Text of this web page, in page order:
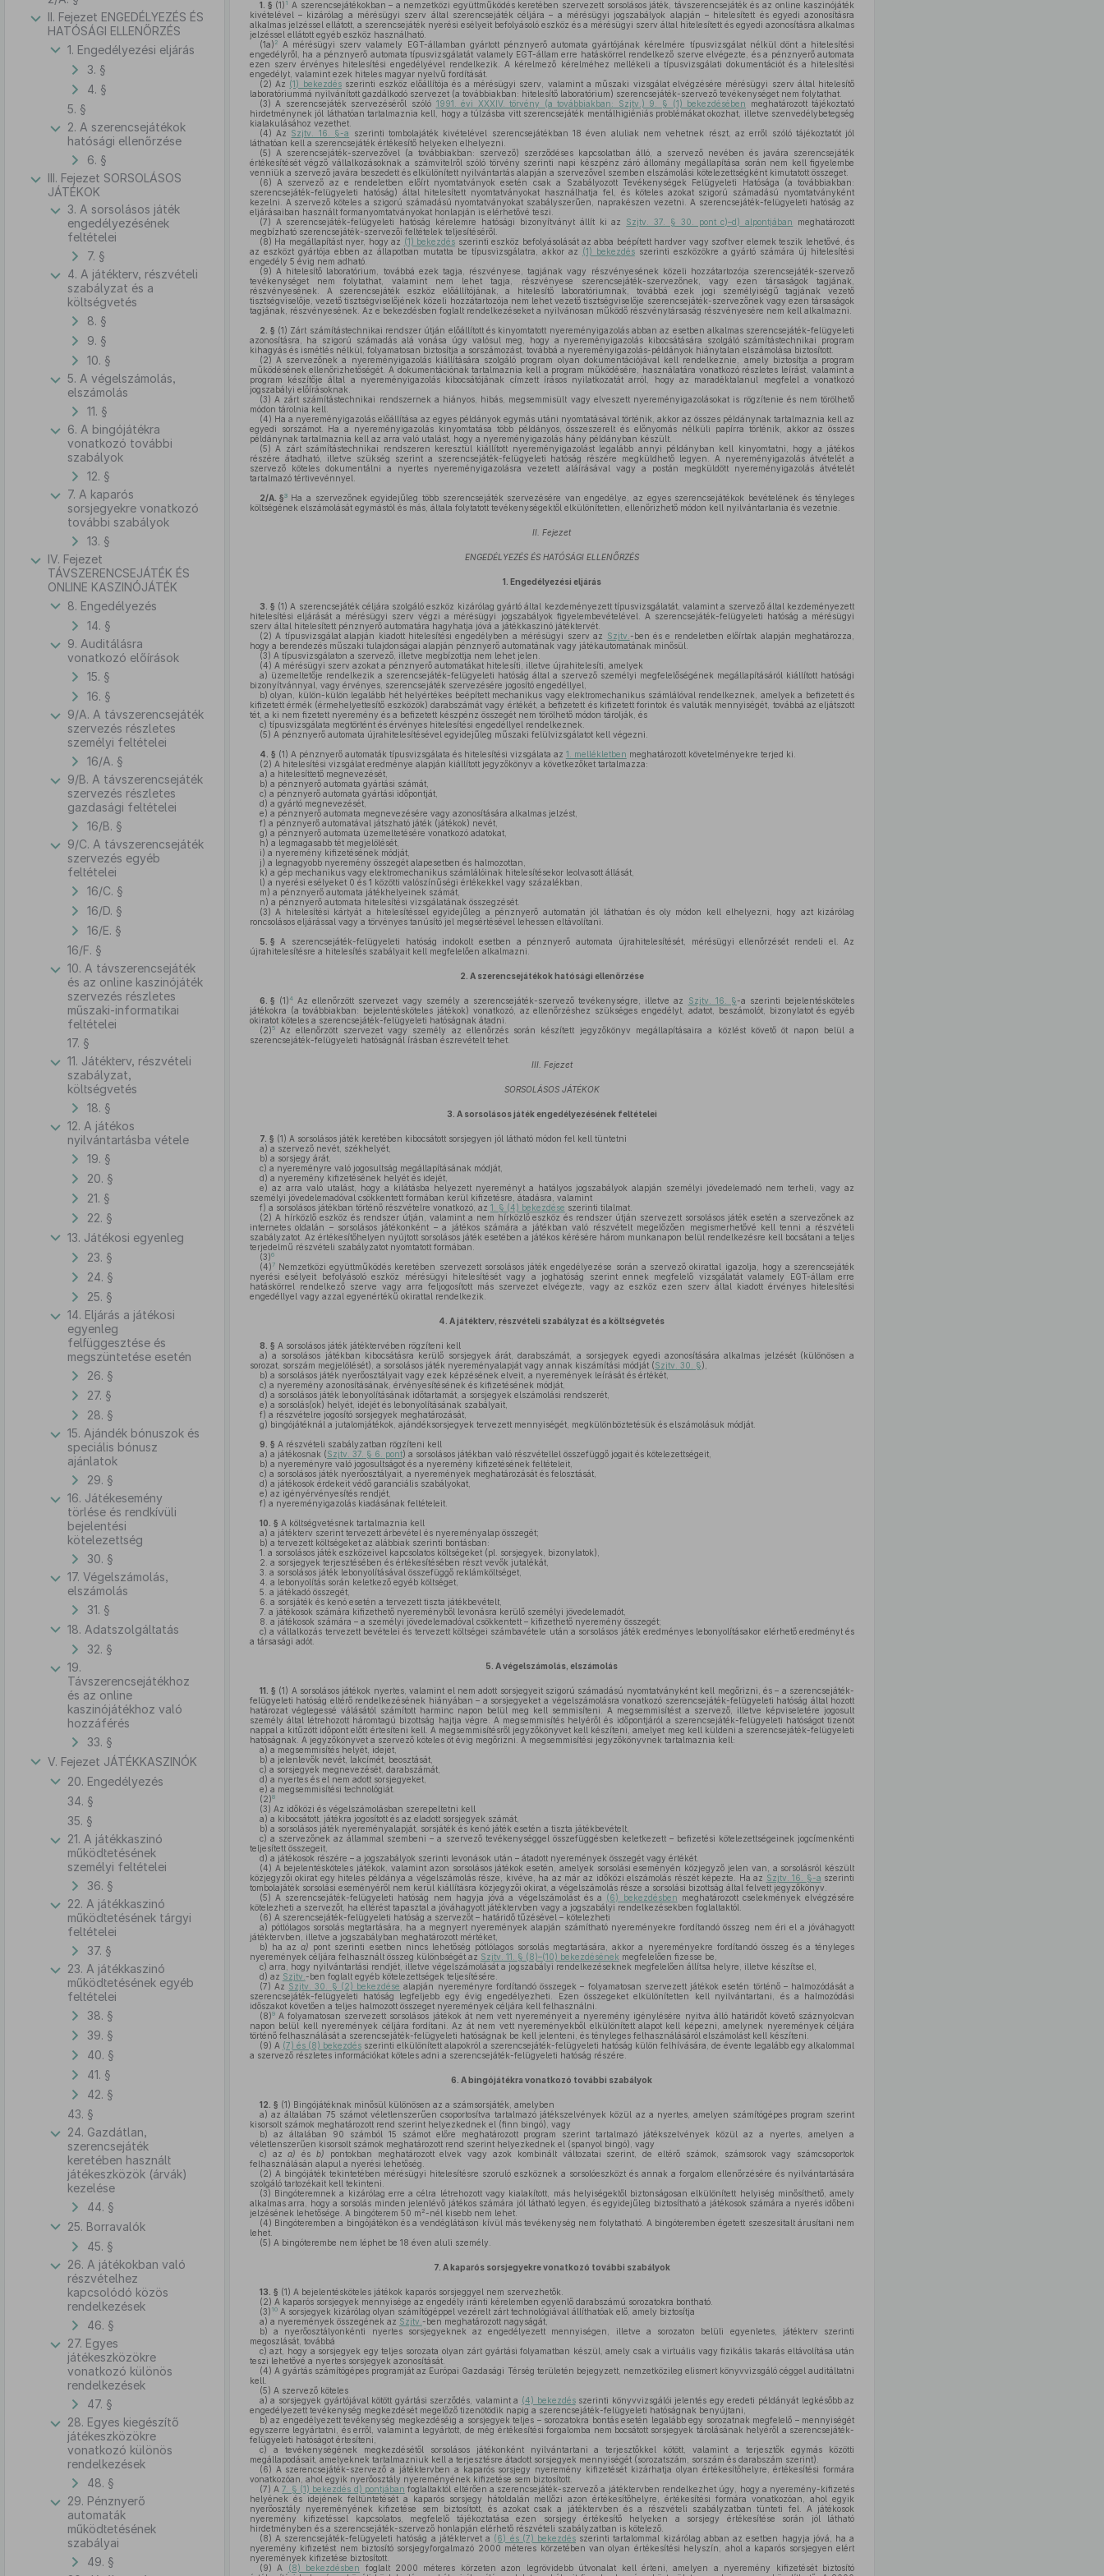
II. Fejezet ENGEDÉLYEZÉS ÉS
HATÓSÁGI ELLENŐRZÉS
1. Engedélyezési eljárás
3. §
4. §
5. §
2. A szerencsejátékok
hatósági ellenőrzése
6. §
III. Fejezet SORSOLÁSOS
JÁTÉKOK
3. A sorsolásos játék
engedélyezésének
feltételei
7. §
4. A játékterv, részvételi
szabályzat és a
költségvetés
8. §
9. §
10. §
5. A végelszámolás,
elszámolás
11. §
6. A bingójátékra
vonatkozó további
szabályok
12. §
7. A kaparós
sorsjegyekre vonatkozó
további szabályok
13. §
IV. Fejezet
TÁVSZERENCSEJÁTÉK ÉS
ONLINE KASZINÓJÁTÉK
8. Engedélyezés
14. §
9. Auditálásra
vonatkozó előírások
15. §
16. §
9/A. A távszerencsejáték
szervezés részletes
személyi feltételei
16/A. §
9/B. A távszerencsejáték
szervezés részletes
gazdasági feltételei
16/B. §
9/C. A távszerencsejáték
szervezés egyéb
feltételei
16/C. §
16/D. §
16/E. §
16/F. §
10. A távszerencsejáték
és az online kaszinójáték
szervezés részletes
műszaki-informatikai
feltételei
17. §
11. Játékterv, részvételi
szabályzat,
költségvetés
18. §
12. A játékos
nyilvántartásba vétele
19. §
20. §
21. §
22. §
13. Játékosi egyenleg
23. §
24. §
25. §
14. Eljárás a játékosi
egyenleg
felfüggesztése és
megszüntetése esetén
26. §
27. §
28. §
15. Ajándék bónuszok és
speciális bónusz
ajánlatok
29. §
16. Játékesemény
törlése és rendkívüli
bejelentési
kötelezettség
30. §
17. Végelszámolás,
elszámolás
31. §
18. Adatszolgáltatás
32. §
19.
Távszerencsejátékhoz
és az online
kaszinójátékhoz való
hozzáférés
33. §
V. Fejezet JÁTÉKKASZINÓK
20. Engedélyezés
34. §
35. §
21. A játékkaszinó
működtetésének
személyi feltételei
36. §
22. A játékkaszinó
működtetésének tárgyi
feltételei
37. §
23. A játékkaszinó
működtetésének egyéb
feltételei
38. §
39. §
40. §
41. §
42. §
43. §
24. Gazdátlan,
szerencsejáték
keretében használt
játékeszközök (árvák)
kezelése
44. §
25. Borravalók
45. §
26. A játékokban való
részvételhez
kapcsolódó közös
rendelkezések
46. §
27. Egyes
játékeszközökre
vonatkozó különös
rendelkezések
47. §
28. Egyes kiegészítő
játékeszközökre
vonatkozó különös
rendelkezések
48. §
29. Pénznyerő
automaták
működtetésének
szabályai
49. §
1. § (1) 1 A szerencsejátékokban – a nemzetközi együttműködés keretében szervezett sorsolásos játék, távszerencsejáték és az online kaszinójáték
kivételével – kizárólag a mérésügyi szerv által szerencsejáték céljára – a mérésügyi jogszabályok alapján – hitelesített és egyedi azonosításra
alkalmas jelzéssel ellátott, a szerencsejáték nyerési esélyeit befolyásoló eszköz és a mérésügyi szerv által hitelesített és egyedi azonosításra alkalmas
jelzéssel ellátott egyéb eszköz használható.
(1a) 2
A mérésügyi szerv valamely EGT-államban gyártott pénznyerő automata gyártójának kérelmére típusvizsgálat nélkül dönt a hitelesítési
engedélyről, ha a pénznyerő automata típusvizsgálatát valamely EGT-állam erre hatáskörrel rendelkező szerve elvégezte, és a pénznyerő automata
ezen szerv érvényes hitelesítési engedélyével rendelkezik. A kérelmező kérelméhez mellékeli a típusvizsgálati dokumentációt és a hitelesítési
engedélyt, valamint ezek hiteles magyar nyelvű fordítását.
(2) Az (1) bekezdésszerinti eszköz előállítója és a mérésügyi szerv, valamint a műszaki vizsgálat elvégzésére mérésügyi szerv által hitelesítő
laboratóriummá nyilvánított gazdálkodó szervezet (a továbbiakban: hitelesítő laboratórium) szerencsejáték-szervező tevékenységet nem folytathat.
(3) A szerencsejáték szervezéséről szóló 1991. évi XXXIV. törvény (a továbbiakban: Szjtv.) 9. § (1) bekezdésében meghatározott tájékoztató
hirdetménynek jól láthatóan tartalmaznia kell, hogy a túlzásba vitt szerencsejáték mentálhigiéniás problémákat okozhat, illetve szenvedélybetegség
kialakulásához vezethet.
(4) Az Szjtv. 16. §-a szerinti tombolajáték kivételével szerencsejátékban 18 éven aluliak nem vehetnek részt, az erről szóló tájékoztatót jól
láthatóan kell a szerencsejáték értékesítő helyeken elhelyezni.
(5) A szerencsejáték-szervezővel (a továbbiakban: szervező) szerződéses kapcsolatban álló, a szervező nevében és javára szerencsejáték
értékesítését végző vállalkozásoknak a számvitelről szóló törvény szerinti napi készpénz záró állomány megállapítása során nem kell figyelembe
venniük a szervező javára beszedett és elkülönített nyilvántartás alapján a szervezővel szemben elszámolási kötelezettségként kimutatott összeget.
(6) A szervező az e rendeletben előírt nyomtatványok esetén csak a Szabályozott Tevékenységek Felügyeleti Hatósága (a továbbiakban:
szerencsejáték-felügyeleti hatóság) által hitelesített nyomtatványokat használhatja fel, és köteles azokat szigorú számadású nyomtatványként
kezelni. A szervező köteles a szigorú számadású nyomtatványokat szabályszerűen, naprakészen vezetni. A szerencsejáték-felügyeleti hatóság az
eljárásaiban használt formanyomtatványokat honlapján is elérhetővé teszi.
(7) A szerencsejáték-felügyeleti hatóság kérelemre hatósági bizonyítványt állít ki az Szjtv. 37. § 30. pont c)–d) alpontjában
meghatározott
megbízható szerencsejáték-szervezői feltételek teljesítéséről.
(8) Ha megállapítást nyer, hogy az (1) bekezdés szerinti eszköz befolyásolását az abba beépített hardver vagy szoftver elemek teszik lehetővé, és
az eszközt gyártója ebben az állapotban mutatta be típusvizsgálatra, akkor az (1) bekezdésszerinti eszközökre a gyártó számára új hitelesítési
engedély 5 évig nem adható.
(9) A hitelesítő laboratórium, továbbá ezek tagja, részvényese, tagjának vagy részvényesének közeli hozzátartozója szerencsejáték-szervező
tevékenységet nem folytathat, valamint nem lehet tagja, részvényese szerencsejáték-szervezőnek, vagy ezen társaságok tagjának,
részvényesének. A szerencsejáték eszköz előállítójának, a hitelesítő laboratóriumnak, továbbá ezek jogi személyiségű tagjának vezető
tisztségviselője, vezető tisztségviselőjének közeli hozzátartozója nem lehet vezető tisztségviselője szerencsejáték-szervezőnek vagy ezen társaságok
tagjának, részvényesének. Az e bekezdésben foglalt rendelkezéseket a nyilvánosan működő részvénytársaság részvényesére nem kell alkalmazni.
2. § (1) Zárt számítástechnikai rendszer útján előállított és kinyomtatott nyereményigazolás abban az esetben alkalmas szerencsejáték-felügyeleti
azonosításra, ha szigorú számadás alá vonása úgy valósul meg, hogy a nyereményigazolás kibocsátására szolgáló számítástechnikai program
kihagyás és ismétlés nélkül, folyamatosan biztosítja a sorszámozást, továbbá a nyereményigazolás-példányok hiánytalan elszámolása biztosított.
(2) A szervezőnek a nyereményigazolás kiállítására szolgáló program olyan dokumentációjával kell rendelkeznie, amely biztosítja a program
működésének ellenőrizhetőségét. A dokumentációnak tartalmaznia kell a program működésére, használatára vonatkozó részletes leírást, valamint a
program készítője által a nyereményigazolás kibocsátójának címzett írásos nyilatkozatát arról, hogy az maradéktalanul megfelel a vonatkozó
jogszabályi előírásoknak.
(3) A zárt számítástechnikai rendszernek a hiányos, hibás, megsemmisült vagy elveszett nyereményigazolásokat is rögzítenie és nem törölhető
módon tárolnia kell.
(4) Ha a nyereményigazolás előállítása az egyes példányok egymás utáni nyomtatásával történik, akkor az összes példánynak tartalmaznia kell az
egyedi sorszámot. Ha a nyereményigazolás kinyomtatása több példányos, összeszerelt és előnyomás nélküli papírra történik, akkor az összes
példánynak tartalmaznia kell az arra való utalást, hogy a nyereményigazolás hány példányban készült.
(5) A zárt számítástechnikai rendszeren keresztül kiállított nyereményigazolást legalább annyi példányban kell kinyomtatni, hogy a játékos
részére átadható, illetve szükség szerint a szerencsejáték-felügyeleti hatóság részére megküldhető legyen. A nyereményigazolás átvételét a
szervező köteles dokumentálni a nyertes nyereményigazolásra vezetett aláírásával vagy a postán megküldött nyereményigazolás átvételét
tartalmazó tértivevénnyel.
2/A. §3 Ha a szervezőnek egyidejűleg több szerencsejáték szervezésére van engedélye, az egyes szerencsejátékok bevételének és tényleges
költségének elszámolását egymástól és más, általa folytatott tevékenységektől elkülönítetten, ellenőrizhető módon kell nyilvántartania és vezetnie.
II. Fejezet
ENGEDÉLYEZÉS ÉS HATÓSÁGI ELLENŐRZÉS
1. Engedélyezési eljárás
3. § (1) A szerencsejáték céljára szolgáló eszköz kizárólag gyártó által kezdeményezett típusvizsgálatát, valamint a szervező által kezdeményezett
hitelesítési eljárását a mérésügyi szerv végzi a mérésügyi jogszabályok figyelembevételével. A szerencsejáték-felügyeleti hatóság a mérésügyi
szerv által hitelesített pénznyerő automatára hagyhatja jóvá a játékkaszinó játéktervét.
(2) A típusvizsgálat alapján kiadott hitelesítési engedélyben a mérésügyi szerv az Szjtv. -ben és e rendeletben előírtak alapján meghatározza,
hogy a berendezés műszaki tulajdonságai alapján pénznyerő automatának vagy játékautomatának minősül.
(3) A típusvizsgálaton a szervező, illetve megbízottja nem lehet jelen.
(4) A mérésügyi szerv azokat a pénznyerő automatákat hitelesíti, illetve újrahitelesíti, amelyek
a) üzemeltetője rendelkezik a szerencsejáték-felügyeleti hatóság által a szervező személyi megfelelőségének megállapításáról kiállított hatósági
bizonyítvánnyal, vagy érvényes, szerencsejáték szervezésére jogosító engedéllyel,
b) olyan, külön-külön legalább hét helyértékes beépített mechanikus vagy elektromechanikus számlálóval rendelkeznek, amelyek a befizetett és
kifizetett érmék (érmehelyettesítő eszközök) darabszámát vagy értékét, a befizetett és kifizetett forintok és valuták mennyiségét, továbbá az eljátszott
tét, a ki nem fizetett nyeremény és a befizetett készpénz összegét nem törölhető módon tárolják, és
c) típusvizsgálata megtörtént és érvényes hitelesítési engedéllyel rendelkeznek.
(5) A pénznyerő automata újrahitelesítésével egyidejűleg műszaki felülvizsgálatot kell végezni.
4. § (1) A pénznyerő automaták típusvizsgálata és hitelesítési vizsgálata az 1. mellékletben meghatározott követelményekre terjed ki.
(2) A hitelesítési vizsgálat eredménye alapján kiállított jegyzőkönyv a következőket tartalmazza:
a) a hitelesíttető megnevezését,
b) a pénznyerő automata gyártási számát,
c) a pénznyerő automata gyártási időpontját,
d) a gyártó megnevezését,
e) a pénznyerő automata megnevezésére vagy azonosítására alkalmas jelzést,
f) a pénznyerő automatával játszható játék (játékok) nevét,
g) a pénznyerő automata üzemeltetésére vonatkozó adatokat,
h) a legmagasabb tét megjelölését,
i) a nyeremény kifizetésének módját,
j) a legnagyobb nyeremény összegét alapesetben és halmozottan,
k) a gép mechanikus vagy elektromechanikus számlálóinak hitelesítésekor leolvasott állását,
l) a nyerési esélyeket 0 és 1 közötti valószínűségi értékekkel vagy százalékban,
m) a pénznyerő automata játékhelyeinek számát,
n) a pénznyerő automata hitelesítési vizsgálatának összegzését.
(3) A hitelesítési kártyát a hitelesítéssel egyidejűleg a pénznyerő automatán jól láthatóan és oly módon kell elhelyezni, hogy azt kizárólag
roncsolásos eljárással vagy a törvényes tanúsító jel megsértésével lehessen eltávolítani.
5. § A szerencsejáték-felügyeleti hatóság indokolt esetben a pénznyerő automata újrahitelesítését, mérésügyi ellenőrzését rendeli el. Az
újrahitelesítésre a hitelesítés szabályait kell megfelelően alkalmazni.
2. A szerencsejátékok hatósági ellenőrzése
6. § (1)4Az ellenőrzött szervezet vagy személy a szerencsejáték-szervező tevékenységre, illetve az Szjtv. 16. §-a szerinti bejelentésköteles
játékokra (a továbbiakban: bejelentésköteles játékok) vonatkozó, az ellenőrzéshez szükséges engedélyt, adatot, beszámolót, bizonylatot és egyéb
okiratot köteles a szerencsejáték-felügyeleti hatóságnak átadni.
(2)5Az ellenőrzött szervezet vagy személy az ellenőrzés során készített jegyzőkönyv megállapításaira a közlést követő öt napon belül a
szerencsejáték-felügyeleti hatóságnál írásban észrevételt tehet.
III. Fejezet
SORSOLÁSOS JÁTÉKOK
3. A sorsolásos játék engedélyezésének feltételei
7. § (1) A sorsolásos játék keretében kibocsátott sorsjegyen jól látható módon fel kell tüntetni
a) a szervező nevét, székhelyét,
b) a sorsjegy árát,
c) a nyereményre való jogosultság megállapításának módját,
d) a nyeremény kifizetésének helyét és idejét,
e) az arra való utalást, hogy a kilátásba helyezett nyereményt a hatályos jogszabályok alapján személyi jövedelemadó nem terheli, vagy az
személyi jövedelemadóval csökkentett formában kerül kifizetésre, átadásra, valamint
f) a sorsolásos játékban történő részvételre vonatkozó, az 1. § (4) bekezdése szerinti tilalmat.
(2) A hírközlő eszköz és rendszer útján, valamint a nem hírközlő eszköz és rendszer útján szervezett sorsolásos játék esetén a szervezőnek az
internetes oldalán – sorsolásos játékonként – a játékos számára a játékban való részvételt megelőzően megismerhetővé kell tenni a részvételi
szabályzatot. Az értékesítőhelyen nyújtott sorsolásos játék esetében a játékos kérésére három munkanapon belül rendelkezésre kell bocsátani a teljes
terjedelmű részvételi szabályzatot nyomtatott formában.
(3)6
(4)7Nemzetközi együttműködés keretében szervezett sorsolásos játék engedélyezése során a szervező okirattal igazolja, hogy a szerencsejáték
nyerési esélyeit befolyásoló eszköz mérésügyi hitelesítését vagy a joghatóság szerint ennek megfelelő vizsgálatát valamely EGT-állam erre
hatáskörrel rendelkező szerve vagy arra feljogosított más szervezet elvégezte, vagy az eszköz ezen szerv által kiadott érvényes hitelesítési
engedéllyel vagy azzal egyenértékű okirattal rendelkezik.
4. A játékterv, részvételi szabályzat és a költségvetés
8. § A sorsolásos játék játéktervében rögzíteni kell
a) a sorsolásos játékban kibocsátásra kerülő sorsjegyek árát, darabszámát, a sorsjegyek egyedi azonosítására alkalmas jelzését (különösen a
sorozat, sorszám megjelölését), a sorsolásos játék nyereményalapját vagy annak kiszámítási módját (Szjtv. 30. §),
b) a sorsolásos játék nyerőosztályait vagy ezek képzésének elveit, a nyeremények leírását és értékét,
c) a nyeremény azonosításának, érvényesítésének és kifizetésének módját,
d) a sorsolásos játék lebonyolításának időtartamát, a sorsjegyek elszámolási rendszerét,
e) a sorsolás(ok) helyét, idejét és lebonyolításának szabályait,
f) a részvételre jogosító sorsjegyek meghatározását,
g) bingójátéknál a jutalomjátékok, ajándéksorsjegyek tervezett mennyiségét, megkülönböztetésük és elszámolásuk módját.
9. § A részvételi szabályzatban rögzíteni kell
a) a játékosnak (Szjtv. 37. § 6. pont) a sorsolásos játékban való részvétellel összefüggő jogait és kötelezettségeit,
b) a nyereményre való jogosultságot és a nyeremény kifizetésének feltételeit,
c) a sorsolásos játék nyerőosztályait, a nyeremények meghatározását és felosztását,
d) a játékosok érdekeit védő garanciális szabályokat,
e) az igényérvényesítés rendjét,
f) a nyereményigazolás kiadásának feltételeit.
10. § A költségvetésnek tartalmaznia kell
a) a játékterv szerint tervezett árbevétel és nyereményalap összegét;
b) a tervezett költségeket az alábbiak szerinti bontásban:
1. a sorsolásos játék eszközeivel kapcsolatos költségeket (pl. sorsjegyek, bizonylatok),
2. a sorsjegyek terjesztésében és értékesítésében részt vevők jutalékát,
3. a sorsolásos játék lebonyolításával összefüggő reklámköltséget,
4. a lebonyolítás során keletkező egyéb költséget,
5. a játékadó összegét,
6. a sorsjáték és kenó esetén a tervezett tiszta játékbevételt,
7. a játékosok számára kifizethető nyereményből levonásra kerülő személyi jövedelemadót,
8. a játékosok számára – a személyi jövedelemadóval csökkentett – kifizethető nyeremény összegét;
c) a vállalkozás tervezett bevételei és tervezett költségei számbavétele után a sorsolásos játék eredményes lebonyolításakor elérhető eredményt és
a társasági adót.
5. A végelszámolás, elszámolás
11. § (1) A sorsolásos játékok nyertes, valamint el nem adott sorsjegyeit szigorú számadású nyomtatványként kell megőrizni, és – a szerencsejáték-
felügyeleti hatóság eltérő rendelkezésének hiányában – a sorsjegyeket a végelszámolásra vonatkozó szerencsejáték-felügyeleti hatóság által hozott
határozat véglegessé válásától számított harminc napon belül meg kell semmisíteni. A megsemmisítést a szervező, illetve képviseletére jogosult
személy által létrehozott háromtagú bizottság hajtja végre. A megsemmisítés helyéről és időpontjáról a szerencsejáték-felügyeleti hatóságot tizenöt
nappal a kitűzött időpont előtt értesíteni kell. A megsemmisítésről jegyzőkönyvet kell készíteni, amelyet meg kell küldeni a szerencsejáték-felügyeleti
hatóságnak. A jegyzőkönyvet a szervező köteles öt évig megőrizni. A megsemmisítési jegyzőkönyvnek tartalmaznia kell:
a) a megsemmisítés helyét, idejét,
b) a jelenlevők nevét, lakcímét, beosztását,
c) a sorsjegyek megnevezését, darabszámát,
d) a nyertes és el nem adott sorsjegyeket,
e) a megsemmisítési technológiát.
(2)8
(3) Az időközi és végelszámolásban szerepeltetni kell
a) a kibocsátott, játékra jogosított és az eladott sorsjegyek számát,
b) a sorsolásos játék nyereményalapját, sorsjáték és kenó játék esetén a tiszta játékbevételt,
c) a szervezőnek az állammal szembeni – a szervező tevékenységgel összefüggésben keletkezett – befizetési kötelezettségeinek jogcímenkénti
teljesített összegeit,
d) a játékosok részére – a jogszabályok szerinti levonások után – átadott nyeremények összegét vagy értékét.
(4) A bejelentésköteles játékok, valamint azon sorsolásos játékok esetén, amelyek sorsolási eseményén közjegyző jelen van, a sorsolásról készült
közjegyzői okirat egy hiteles példánya a végelszámolás része, kivéve, ha az már az időközi elszámolás részét képezte. Ha az Szjtv. 16. §-a szerinti
tombolajáték sorsolási eseményéről nem kerül kiállításra közjegyzői okirat, a végelszámolás része a sorsolási bizottság által felvett jegyzőkönyv.
(5) A szerencsejáték-felügyeleti hatóság nem hagyja jóvá a végelszámolást és a (6) bekezdésben meghatározott cselekmények elvégzésére
kötelezheti a szervezőt, ha eltérést tapasztal a jóváhagyott játéktervben vagy a jogszabályi rendelkezésekben foglaltaktól.
(6) A szerencsejáték-felügyeleti hatóság a szervezőt – határidő tűzésével – kötelezheti
a) pótlólagos sorsolás megtartására, ha a megnyert nyeremények alapján számítható nyereményekre fordítandó összeg nem éri el a jóváhagyott
játéktervben, illetve a jogszabályban meghatározott mértéket,
b) ha aza) pont szerinti esetben nincs lehetőség pótlólagos sorsolás megtartására, akkor a nyereményekre fordítandó összeg és a tényleges
nyeremények céljára felhasznált összeg különbségét az Szjtv. 11. § (8)–(10) bekezdésének megfelelően fizesse be,
c) arra, hogy nyilvántartási rendjét, illetve végelszámolását a jogszabályi rendelkezéseknek megfelelően állítsa helyre, illetve készítse el,
d) az Szjtv. -ben foglalt egyéb kötelezettségek teljesítésére.
(7) Az Szjtv. 30. § (2) bekezdése alapján nyereményre fordítandó összegek – folyamatosan szervezett játékok esetén történő – halmozódását a
szerencsejáték-felügyeleti hatóság legfeljebb egy évig engedélyezheti. Ezen összegeket elkülönítetten kell nyilvántartani, és a halmozódási
időszakot követően a teljes halmozott összeget nyeremények céljára kell felhasználni.
(8)9A folyamatosan szervezett sorsolásos játékok át nem vett nyereményeit a nyeremény igénylésére nyitva álló határidőt követő száznyolcvan
napon belül kell nyeremények céljára fordítani. Az át nem vett nyereményekből elkülönített alapot kell képezni, amelynek nyeremények céljára
történő felhasználását a szerencsejáték-felügyeleti hatóságnak be kell jelenteni, és tényleges felhasználásáról elszámolást kell készíteni.
(9) A (7) és (8) bekezdésszerinti elkülönített alapokról a szerencsejáték-felügyeleti hatóság külön felhívására, de évente legalább egy alkalommal
a szervező részletes információkat köteles adni a szerencsejáték-felügyeleti hatóság részére.
6. A bingójátékra vonatkozó további szabályok
12. § (1) Bingójátéknak minősül különösen az a számsorsjáték, amelyben
a) az általában 75 számot véletlenszerűen csoportosítva tartalmazó játékszelvények közül az a nyertes, amelyen számítógépes program szerint
kisorsolt számok meghatározott rend szerint helyezkednek el (finn bingó), vagy
b) az általában 90 számból 15 számot előre meghatározott program szerint tartalmazó játékszelvények közül az a nyertes, amelyen a
véletlenszerűen kisorsolt számok meghatározott rend szerint helyezkednek el (spanyol bingó), vagy
c) aza) ésb) pontokban meghatározott elvek vagy azok kombinált változatai szerint, de eltérő számok, számsorok vagy számcsoportok
felhasználásán alapul a nyerési lehetőség.
(2) A bingójáték tekintetében mérésügyi hitelesítésre szoruló eszköznek a sorsolóeszközt és annak a forgalom ellenőrzésére és nyilvántartására
szolgáló tartozékait kell tekinteni.
(3) Bingóteremnek a kizárólag erre a célra létrehozott vagy kialakított, más helyiségektől biztonságosan elkülönített helyiség minősíthető, amely
alkalmas arra, hogy a sorsolás minden jelenlévő játékos számára jól látható legyen, és egyidejűleg biztosítható a játékosok számára a nyerés időbeni
jelzésének lehetősége. A bingóterem 50 m 2-nél kisebb nem lehet.
(4) Bingóteremben a bingójátékon és a vendéglátáson kívül más tevékenység nem folytatható. A bingóteremben égetett szeszesitalt árusítani nem
lehet.
(5) A bingóterembe nem léphet be 18 éven aluli személy.
7. A kaparós sorsjegyekre vonatkozó további szabályok
13. § (1) A bejelentésköteles játékok kaparós sorsjeggyel nem szervezhetők.
(2) A kaparós sorsjegyek mennyisége az engedély iránti kérelemben egyenlő darabszámú sorozatokra bontható.
(3) 10A sorsjegyek kizárólag olyan számítógéppel vezérelt zárt technológiával állíthatóak elő, amely biztosítja
a) a nyeremények összegének az Szjtv. -ben meghatározott nagyságát,
b) a nyerőosztályonkénti nyertes sorsjegyeknek az engedélyezett mennyiségen, illetve a sorozaton belüli egyenletes, játékterv szerinti
megoszlását, továbbá
c) azt, hogy a sorsjegyek egy teljes sorozata olyan zárt gyártási folyamatban készül, amely csak a virtuális vagy fizikális takarás eltávolítása után
teszi lehetővé a nyertes sorsjegyek azonosítását.
(4) A gyártás számítógépes programját az Európai Gazdasági Térség területén bejegyzett, nemzetközileg elismert könyvvizsgáló céggel auditáltatni
kell.
(5) A szervező köteles
a) a sorsjegyek gyártójával kötött gyártási szerződés, valamint a (4) bekezdésszerinti könyvvizsgálói jelentés egy eredeti példányát legkésőbb az
engedélyezett tevékenység megkezdését megelőző tizenötödik napig a szerencsejáték-felügyeleti hatóságnak benyújtani,
b) az engedélyezett tevékenység megkezdéséig a sorsjegyek teljes – sorozatokra bontás esetén legalább egy sorozatnak megfelelő – mennyiségét
egyszerre legyártatni, és erről, valamint a legyártott, de még értékesítési forgalomba nem bocsátott sorsjegyek tárolásának helyéről a szerencsejáték-
felügyeleti hatóságot értesíteni,
c) a tevékenységének megkezdésétől sorsolásos játékonként nyilvántartani a terjesztőkkel kötött, valamint a terjesztők egymás közötti
megállapodásait, amelyeknek tartalmazniuk kell a terjesztésre átadott sorsjegyek mennyiségét (sorozatszám, sorszám és darabszám szerint).
(6) A szerencsejáték-szervező a játéktervben a kaparós sorsjegy nyeremény kifizetését kizárhatja olyan értékesítőhelyre, értékesítési formára
vonatkozóan, ahol egyik nyerőosztály nyereményének kifizetése sem biztosított.
(7) A7. § (1) bekezdés d) pontjában foglaltaktól eltérően a szerencsejáték-szervező a játéktervben rendelkezhet úgy, hogy a nyeremény-kifizetés
helyének és idejének feltüntetését a kaparós sorsjegy hátoldalán mellőzi azon értékesítőhelyre, értékesítési formára vonatkozóan, ahol egyik
nyerőosztály nyereményének kifizetése sem biztosított, és azokat csak a játéktervben és a részvételi szabályzatban tünteti fel. A játékosok
nyeremény kifizetéssel kapcsolatos, megfelelő tájékoztatása ezen sorsjegy értékesítő helyeken a sorsjegy értékesítése során jól látható
hirdetményben és a szerencsejáték-szervező honlapján elérhető részvételi szabályzatban is kötelező.
(8) A szerencsejáték-felügyeleti hatóság a játéktervet a (6) és (7) bekezdés szerinti tartalommal kizárólag abban az esetben hagyja jóvá, ha a
nyeremény kifizetést nem biztosító sorsjegyforgalmazó 2000 méteres körzetében van olyan értékesítési helyszín, ahol a kaparós sorsjegyen elért
nyeremények kifizetése biztosított.
(9) A (8) bekezdésben foglalt 2000 méteres körzeten azon legrövidebb útvonalat kell érteni, amelyen a nyeremény kifizetését biztosító